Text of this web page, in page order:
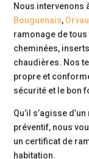
Contact
Carrière
Nous intervenons
Bouguenais,
ramonage de tous
cheminées,
chaudières. Nos
propre et
sécurité et le bon
Qu’il s’agisse
préventif, nous
un certificat de
habitation.